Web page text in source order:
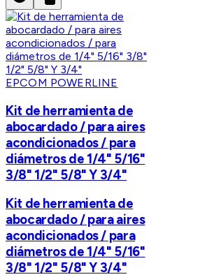
EPCOM POWERLINE
Kit de herramienta de
abocardado / para aires
acondicionados / para
diámetros de 1/4" 5/16"
3/8" 1/2" 5/8" Y 3/4"
Kit de herramienta de
abocardado / para aires
acondicionados / para
diámetros de 1/4" 5/16"
3/8" 1/2" 5/8" Y 3/4"